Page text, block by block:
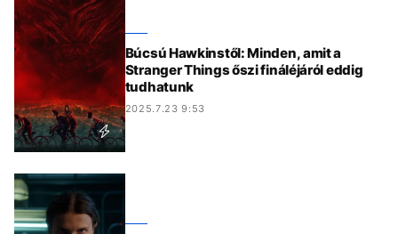
Búcsú Hawkinstől: Minden, amit a
Stranger Things őszi fináléjáról eddig
tudhatunk
2025.7.23 9:53